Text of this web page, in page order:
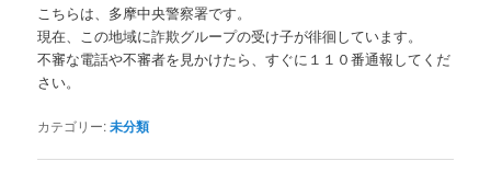
こちらは、多摩中央警察署です。
現在、この地域に詐欺グループの受け子が徘徊しています。
不審な電話や不審者を見かけたら、すぐに１１０番通報してくだ
さい。
カテゴリー:未分類